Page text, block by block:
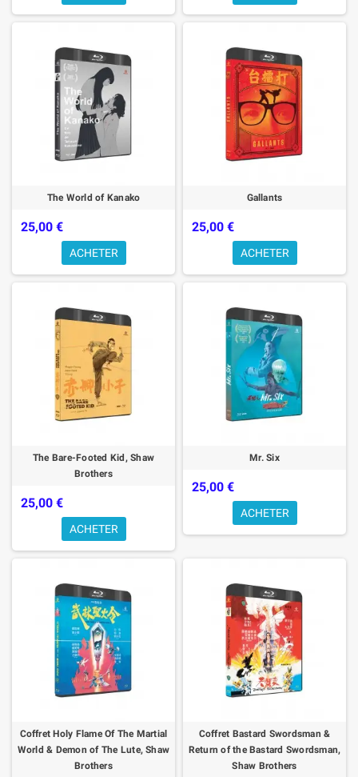
The World of Kanako
25,00 €
ACHETER
Gallants
25,00 €
ACHETER
The Bare-Footed Kid, Shaw
Brothers
25,00 €
ACHETER
Mr. Six
25,00 €
ACHETER
Coffret Holy Flame Of The Martial
World & Demon of The Lute, Shaw
Brothers
Coffret Bastard Swordsman &
Return of the Bastard Swordsman,
Shaw Brothers